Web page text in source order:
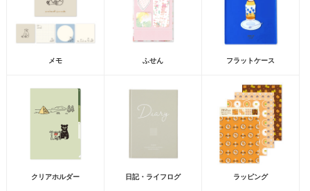
メモ ふせん フラットケース
クリアホルダー 日記・ライフログ ラッピング